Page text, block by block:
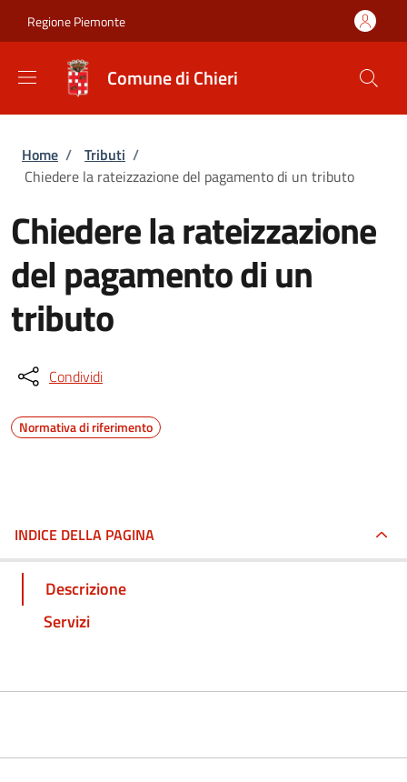
Regione Piemonte
Comune di Chieri
Briciole di pane
Home / Tributi /
Chiedere la rateizzazione del pagamento di un tributo
Chiedere la rateizzazione
del pagamento di un
tributo
Condividi
Normativa di riferimento
INDICE DELLA PAGINA
Descrizione
Servizi